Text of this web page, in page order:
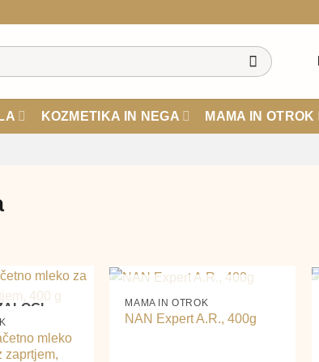
KOZMETIKA IN NEGA MAMA IN OTROK
mleko
zaprtjem,
+
NI NA ZALOGI
MAMA IN OTROK
NAN Expert A.R., 400g